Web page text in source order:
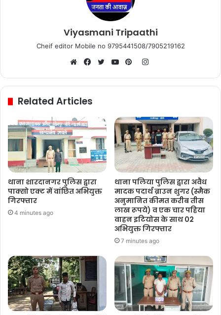
Viyasmani Tripaathi
Cheif editor Mobile no 9795441508/7905219162
Instagram
Related Articles
थाना शारदानगर पुलिस द्वारा
पाक्सो एक्ट में वांछित अभियुक्त
गिरफ्तार
4 minutes ago
थाना पलिया पुलिस द्वारा अवैध
मादक पदार्थ ब्राउन शुगर (स्मैक
अनुमानित कीमत करीब तीस
लाख रूपये) व एक चार पहिया
वाहन इटियोस के साथ 02
अभियुक्त गिरफ्तार
7 minutes ago